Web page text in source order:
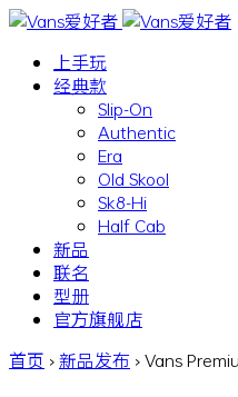
上手玩
经典款
Slip-On
Authentic
Era
Old Skool
Sk8-Hi
Half Cab
新品
联名
型册
官方旗舰店
首页 ›新品发布 ›Vans